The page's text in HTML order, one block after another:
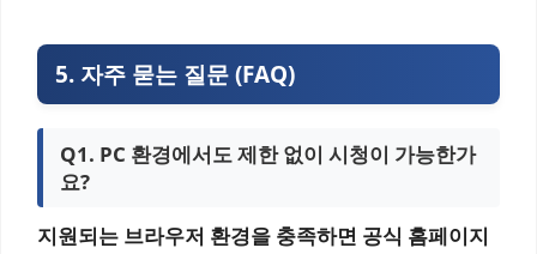
5. 자주 묻는 질문 (FAQ)
Q1. PC 환경에서도 제한 없이 시청이 가능한가
요?
지원되는 브라우저 환경을 충족하면 공식 홈페이지